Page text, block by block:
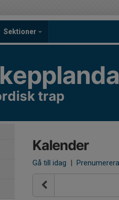
Sektioner
trap
Kalender
Gå till idag | Prenumerera